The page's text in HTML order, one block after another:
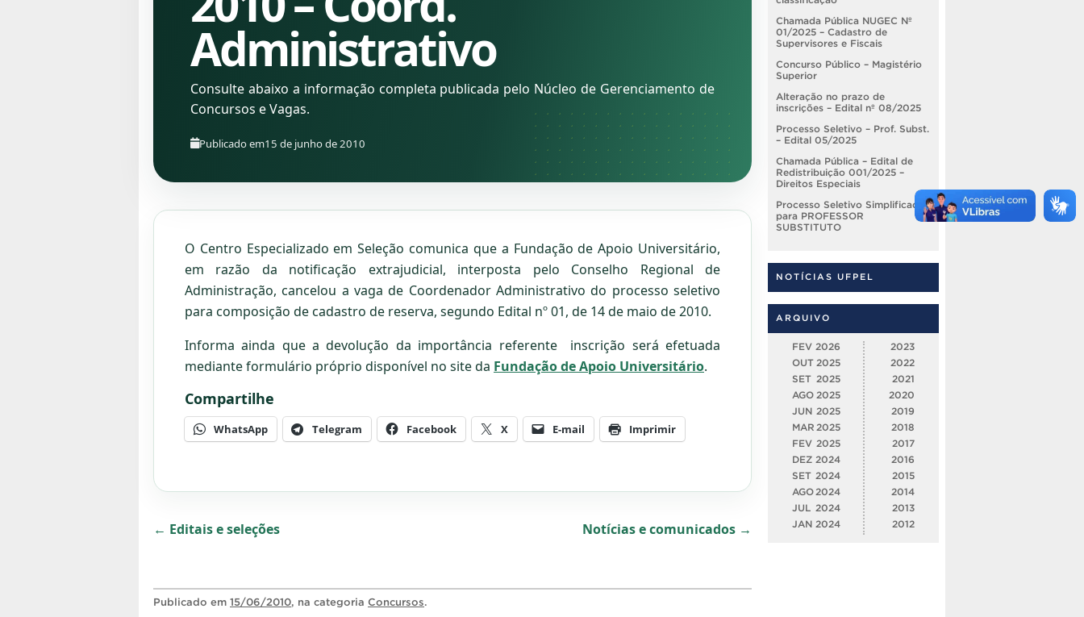
Administrativo
Consulte abaixo a informação completa publicada pelo Núcleo de Gerenciamento de
Concursos e Vagas.
Publicado em15 de junho de 2010
O Centro Especializado em Seleção comunica que a Fundação de Apoio Universitário,
em razão da notificação extrajudicial, interposta pelo Conselho Regional de
Administração, cancelou a vaga de Coordenador Administrativo do processo seletivo
para composição de cadastro de reserva, segundo Edital nº 01, de 14 de maio de 2010.
Informa ainda que a devolução da importância referente inscrição será efetuada
mediante formulário próprio disponível no site da Fundação de Apoio Universitário.
Compartilhe
WhatsApp Telegram Facebook X E-mail Imprimir
← Editais e seleções Notícias e comunicados →
Publicado em 15/06/2010, na categoria Concursos.
Chamada Pública NUGEC Nº
01/2025 – Cadastro de
Supervisores e Fiscais
Concurso Público – Magistério
Superior
Alteração no prazo de
inscrições – Edital nº 08/2025
Processo Seletivo – Prof. Subst.
– Edital 05/2025
Chamada Pública – Edital de
Redistribuição 001/2025 –
Direitos Especiais
Processo Seletivo Simplificado
para PROFESSOR
SUBSTITUTO
NOTÍCIAS UFPEL
ARQUIVO
FEV 2026
OUT 2025
SET 2025
AGO 2025
JUN 2025
MAR 2025
FEV 2025
DEZ 2024
SET 2024
AGO 2024
JUL 2024
JAN 2024
2023
2022
2021
2020
2019
2018
2017
2016
2015
2014
2013
2012